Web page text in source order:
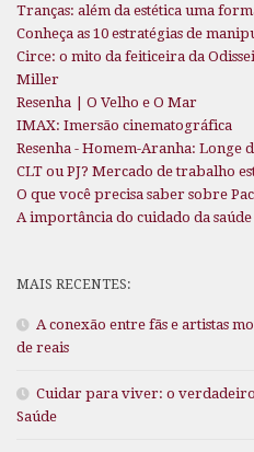
Tranças: além da estética uma
Conheça as 10 estratégias de
Circe: o mito da feiticeira da
Miller
Resenha | O Velho e O Mar
IMAX: Imersão cinematográfica
Resenha - Homem-Aranha: Longe
CLT ou PJ? Mercado de trabalho
O que você precisa saber sobre
A importância do cuidado da
MAIS RECENTES:
A conexão entre fãs e artistas
de reais
Cuidar para viver: o
Saúde